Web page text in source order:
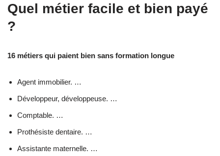
Quel métier facile et bien payé
?
16 métiers qui paient bien sans formation longue
Agent immobilier. …
Développeur, développeuse. …
Comptable. …
Prothésiste dentaire. …
Assistante maternelle. …